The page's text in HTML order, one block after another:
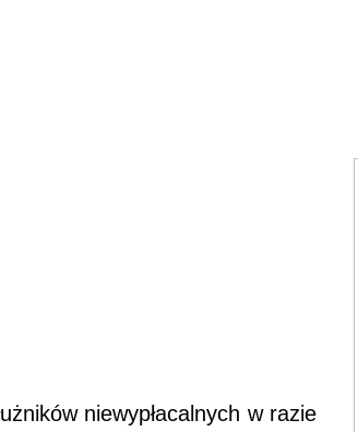
niewypłacalnych w razie